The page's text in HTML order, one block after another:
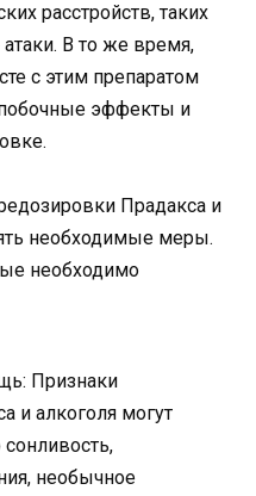
расстройств, таких
В то же время,
с этим препаратом
эффекты и
Прадакса и
необходимые меры.
необходимо
Признаки
и алкоголя могут
необычное